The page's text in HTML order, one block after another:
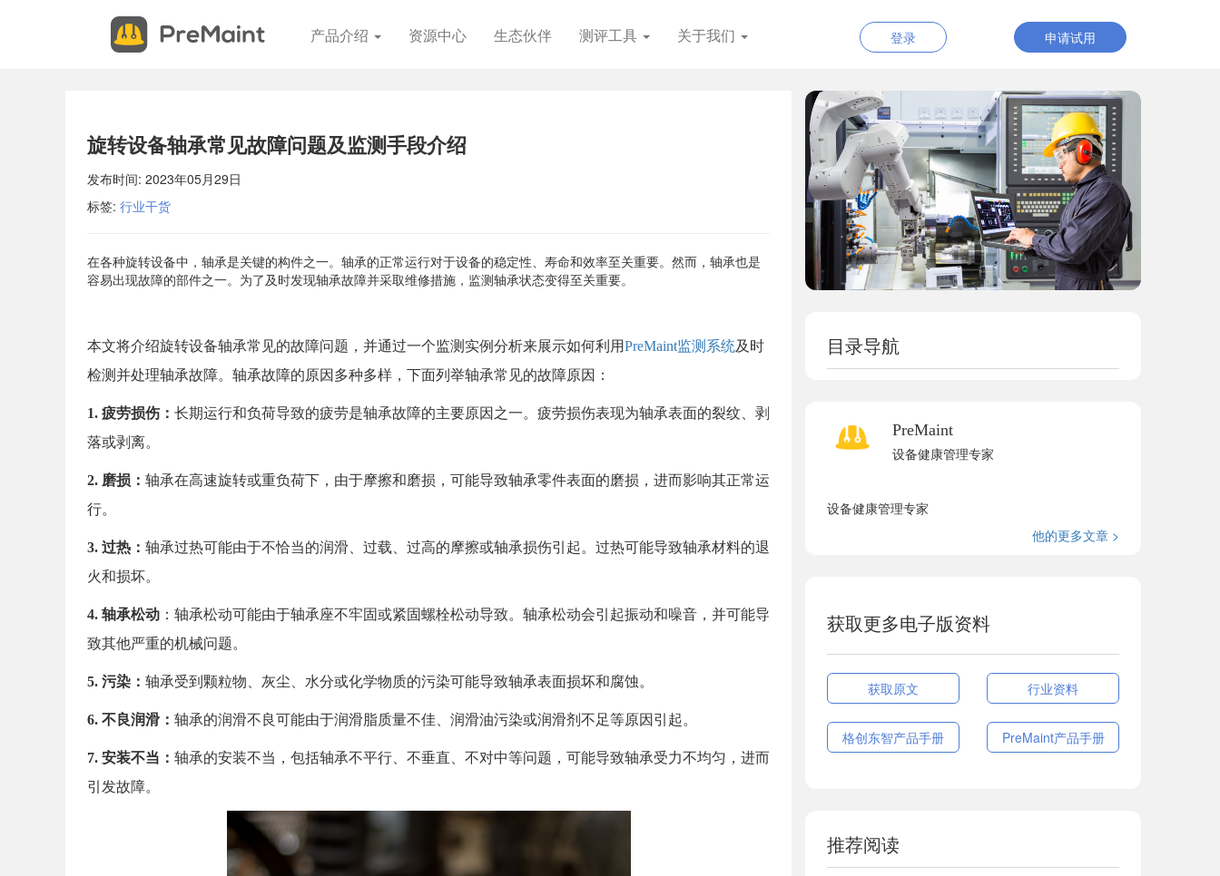
产品介绍 资源中心 生态伙伴 测评工具 关于我们 登录 申请试用
旋转设备轴承常见故障问题及监测手段介绍
发布时间: 2023年05月29日
标签: 行业干货
在各种旋转设备中，轴承是关键的构件之一。轴承的正常运行对于设备的稳定性、寿命和效率至关重要。然而，轴承也是
容易出现故障的部件之一。为了及时发现轴承故障并采取维修措施，监测轴承状态变得至关重要。
本文将介绍旋转设备轴承常见的故障问题，并通过一个监测实例分析来展示如何利用PreMaint监测系统及时
检测并处理轴承故障。 轴承故障的原因多种多样，下面列举轴承常见的故障原因：
1. 疲劳损伤： 长期运行和负荷导致的疲劳是轴承故障的主要原因之一。疲劳损伤表现为轴承表面的裂纹、剥
落或剥离。
2. 磨损： 轴承在高速旋转或重负荷下，由于摩擦和磨损，可能导致轴承零件表面的磨损，进而影响其正常运
行。
3. 过热： 轴承过热可能由于不恰当的润滑、过载、过高的摩擦或轴承损伤引起。过热可能导致轴承材料的退
火和损坏。
4. 轴承松动 ：轴承松动可能由于轴承座不牢固或紧固螺栓松动导致。轴承松动会引起振动和噪音，并可能导
致其他严重的机械问题。
5. 污染： 轴承受到颗粒物、灰尘、水分或化学物质的污染可能导致轴承表面损坏和腐蚀。
6. 不良润滑： 轴承的润滑不良可能由于润滑脂质量不佳、润滑油污染或润滑剂不足等原因引起。
7. 安装不当： 轴承的安装不当，包括轴承不平行、不垂直、不对中等问题，可能导致轴承受力不均匀，进而
引发故障。
目录导航
PreMaint
设备健康管理专家
设备健康管理专家
他的更多文章 >
获取更多电子版资料
获取原文 行业资料
格创东智产品手册 PreMaint产品手册
推荐阅读
安排您的现场演示。
联系电话
电子邮件
公司名称
需求/问题
提交